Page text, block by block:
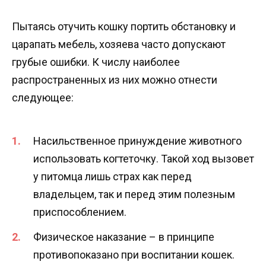
Пытаясь отучить кошку портить обстановку и
царапать мебель, хозяева часто допускают
грубые ошибки. К числу наиболее
распространенных из них можно отнести
следующее:
Насильственное принуждение животного
использовать когтеточку. Такой ход вызовет
у питомца лишь страх как перед
владельцем, так и перед этим полезным
приспособлением.
Физическое наказание – в принципе
противопоказано при воспитании кошек.